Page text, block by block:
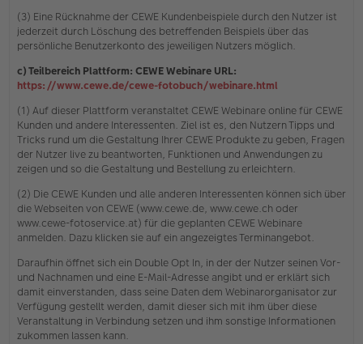
(3) Eine Rücknahme der CEWE Kundenbeispiele durch den Nutzer ist
jederzeit durch Löschung des betreffenden Beispiels über das
persönliche Benutzerkonto des jeweiligen Nutzers möglich.
c) Teilbereich Plattform: CEWE Webinare URL:
https://www.cewe.de/cewe-fotobuch/webinare.html
(1) Auf dieser Plattform veranstaltet CEWE Webinare online für CEWE
Kunden und andere Interessenten. Ziel ist es, den Nutzern Tipps und
Tricks rund um die Gestaltung Ihrer CEWE Produkte zu geben, Fragen
der Nutzer live zu beantworten, Funktionen und Anwendungen zu
zeigen und so die Gestaltung und Bestellung zu erleichtern.
(2) Die CEWE Kunden und alle anderen Interessenten können sich über
die Webseiten von CEWE (www.cewe.de, www.cewe.ch oder
www.cewe-fotoservice.at) für die geplanten CEWE Webinare
anmelden. Dazu klicken sie auf ein angezeigtes Terminangebot.
Daraufhin öffnet sich ein Double Opt In, in der der Nutzer seinen Vor-
und Nachnamen und eine E-Mail-Adresse angibt und er erklärt sich
damit einverstanden, dass seine Daten dem Webinarorganisator zur
Verfügung gestellt werden, damit dieser sich mit ihm über diese
Veranstaltung in Verbindung setzen und ihm sonstige Informationen
zukommen lassen kann.